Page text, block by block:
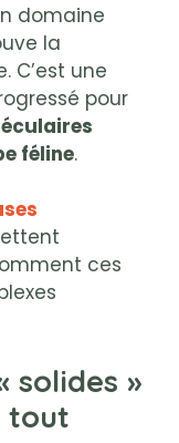
domaine
la
C’est une
pour
féline.
ces
solides »
tout